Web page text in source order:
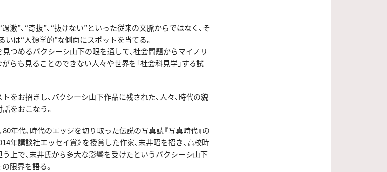
激”、“奇抜”、“抜けない”といった従来の文脈からではなく、そ
いは“人類学的”な側面にスポットを当てる。
つめるバクシーシ山下の眼を通して、社会問題からマイノリ
らも見ることのできない人々や世界を「社会科見学」する試
をお招きし、バクシーシ山下作品に残された、人々、時代の貌
をおこなう。
年代、時代のエッジを切り取った伝説の写真誌『写真時代』の
年講談社エッセイ賞》を授賞した作家、末井昭を招き、高校時
上で、末井氏から多大な影響を受けたというバクシーシ山下
限界を語る。